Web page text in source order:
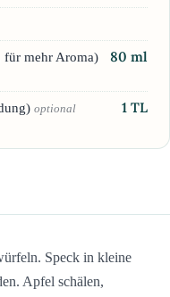
für mehr Aroma) 80 ml
optional 1 TL
Speck in kleine
Apfel schälen,